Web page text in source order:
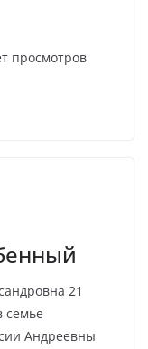
просмотров
21
семье
Андреевны